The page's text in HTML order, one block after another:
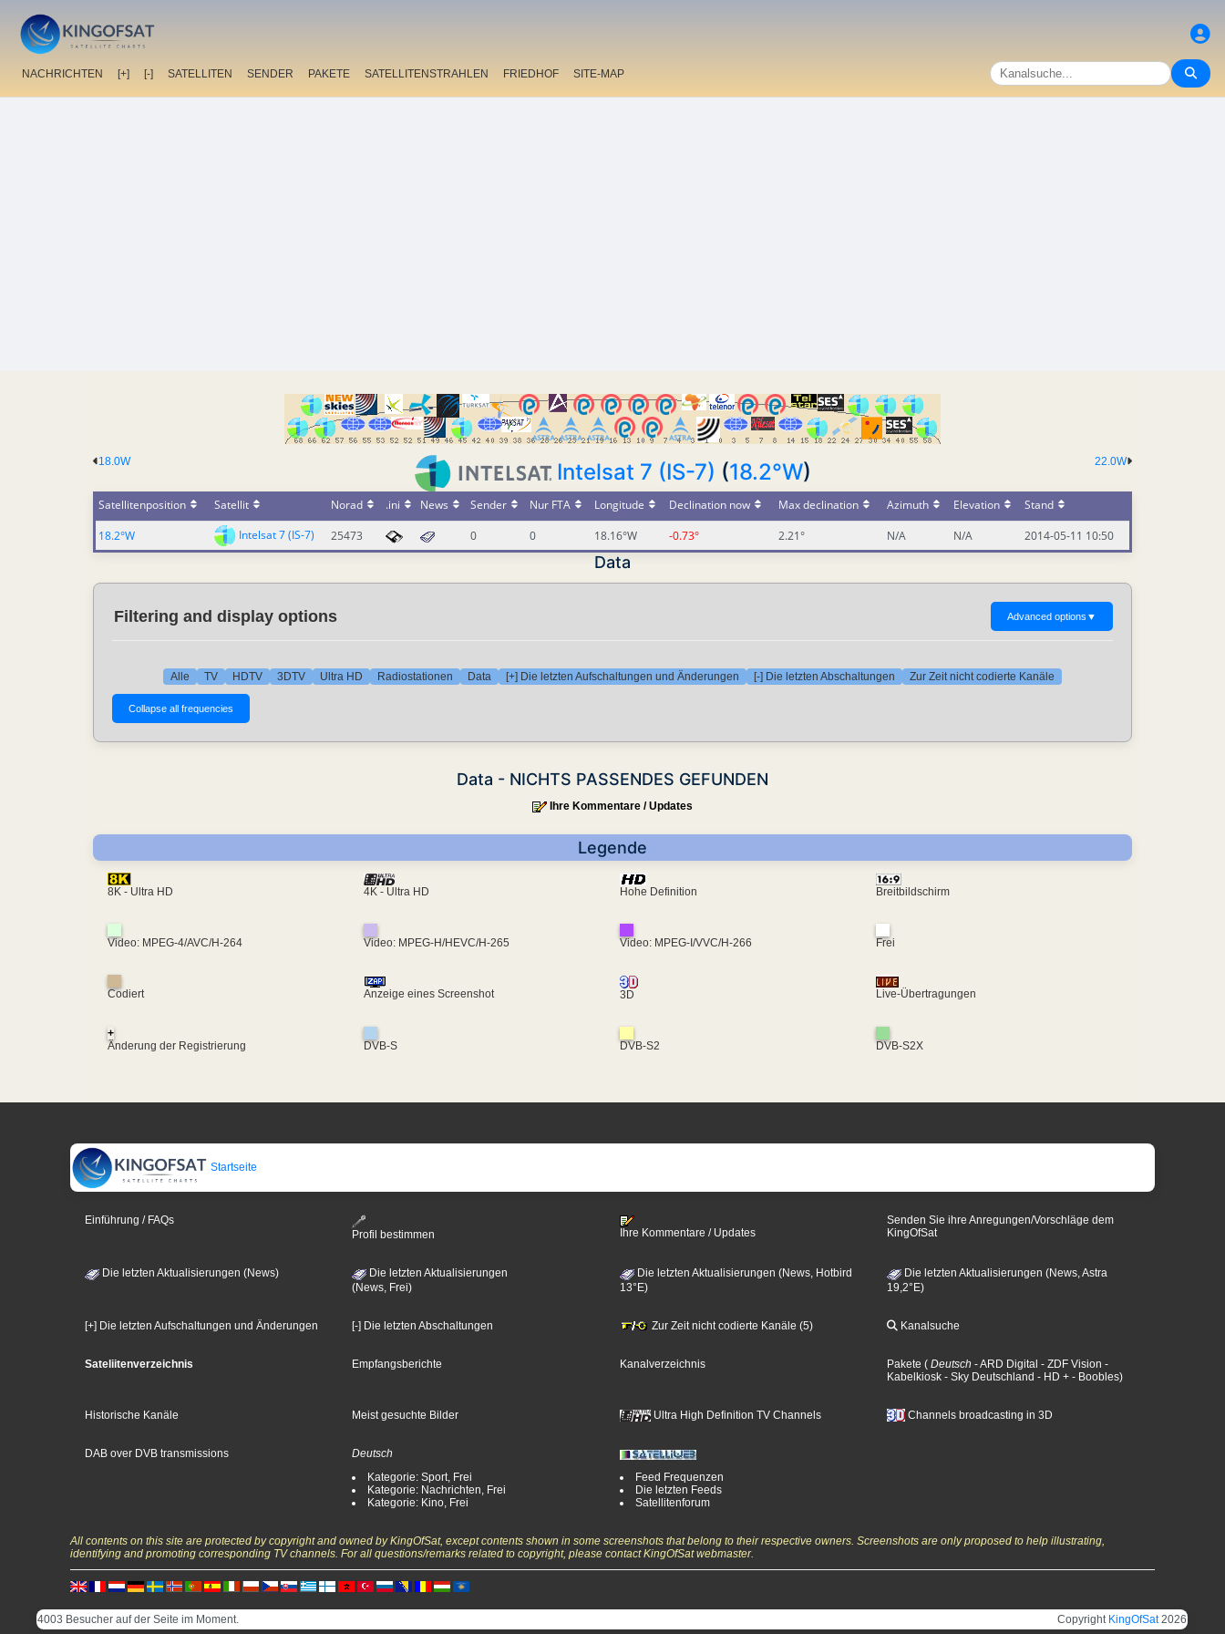
NACHRICHTEN [+] [-] SATELLITEN SENDER PAKETE SATELLITENSTRAHLEN FRIEDHOF SITE-MAP
22.0W
18.0W Intelsat 7 (IS-7) (18.2°W)
Satellitenposition Satellit Norad .ini News Sender Nur FTA Longitude Declination now Max declination Azimuth Elevation
Stand
18.2°W
Intelsat 7 (IS-7) 25473 0 0 18.16°W -0.73° 2.21° N/A N/A 2014-05-11 10:50
Data
Filtering and display options Advanced options ▼
Alle TV HDTV 3DTV Ultra HD Radiostationen Data [+] Die letzten Aufschaltungen und Änderungen [-] Die letzten Abschaltungen Zur Zeit nicht codierte Kanäle
Data - NICHTS PASSENDES GEFUNDEN
Ihre Kommentare / Updates
Legende
8K - Ultra HD 4K - Ultra HD Hohe Definition Breitbildschirm
Video: MPEG-4/AVC/H-264 Video: MPEG-H/HEVC/H-265 Video: MPEG-I/VVC/H-266 Frei
Codiert Anzeige eines Screenshot 3D Live-Übertragungen
+
Änderung der Registrierung
DVB-S DVB-S2 DVB-S2X
Startseite
Einführung / FAQs
Profil bestimmen
Ihre Kommentare / Updates
Senden Sie ihre Anregungen/Vorschläge dem
KingOfSat
Die letzten Aktualisierungen (News)
Die letzten Aktualisierungen
(News, Frei)
Die letzten Aktualisierungen (News, Hotbird
13°E)
Die letzten Aktualisierungen (News, Astra
19,2°E)
[+] Die letzten Aufschaltungen und Änderungen [-] Die letzten Abschaltungen Zur Zeit nicht codierte Kanäle (5) Kanalsuche
Sateliitenverzeichnis Empfangsberichte Kanalverzeichnis Pakete ( Deutsch - ARD Digital - ZDF Vision -
Kabelkiosk - Sky Deutschland - HD + - Boobles)
Historische Kanäle Meist gesuchte Bilder Ultra High Definition TV Channels Channels broadcasting in 3D
DAB over DVB transmissions
Deutsch
Kategorie: Sport, Frei
Kategorie: Nachrichten, Frei
Kategorie: Kino, Frei
Feed Frequenzen
Die letzten Feeds
Satellitenforum
All contents on this site are protected by copyright and owned by KingOfSat, except contents shown in some screenshots that belong to their respective owners. Screenshots are only proposed to help illustrating,
identifying and promoting corresponding TV channels. For all questions/remarks related to copyright, please contact KingOfSat webmaster.
4003 Besucher auf der Seite im Moment. Copyright KingOfSat2026